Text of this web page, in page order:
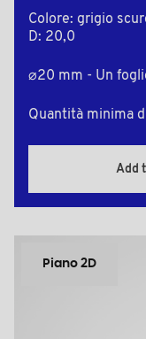
Colore: grigio
D: 20,0
⌀20 mm - Un
Quantità minima
Add
Piano 2D